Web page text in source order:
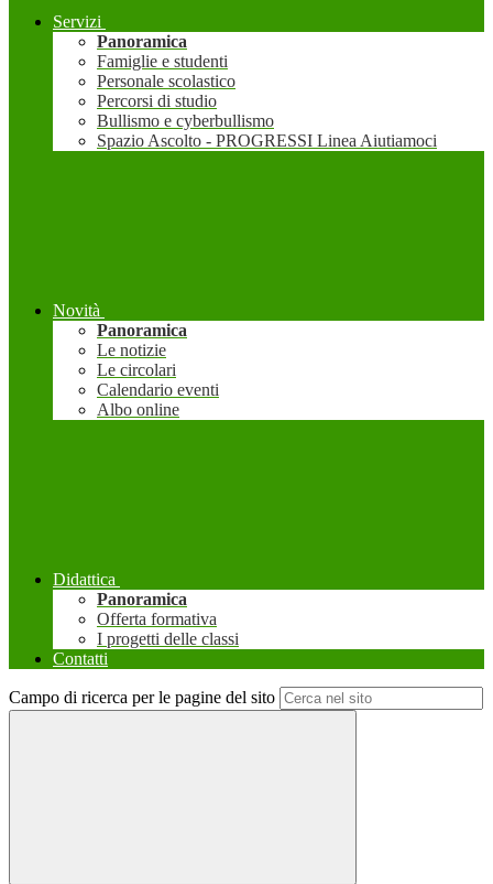
Servizi
Panoramica
Famiglie e studenti
Personale scolastico
Percorsi di studio
Bullismo e cyberbullismo
Spazio Ascolto - PROGRESSI Linea Aiutiamoci
Novità
Panoramica
Le notizie
Le circolari
Calendario eventi
Albo online
Didattica
Panoramica
Offerta formativa
I progetti delle classi
Contatti
Campo di ricerca per le pagine del sito